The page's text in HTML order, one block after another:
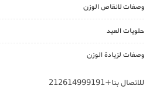
وصفات لانقاص الوزن
حلويات العيد
وصفات لزيادة الوزن
للاتصال بنا+212614999191